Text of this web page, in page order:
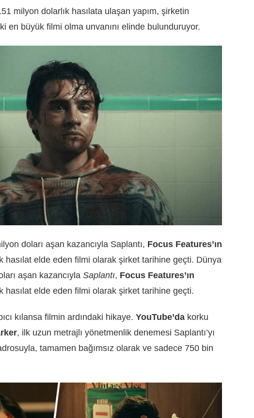
milyon dolarlık hasılata ulaşan yapım, şirketin
en büyük filmi olma unvanını elinde bulunduruyor.
doları aşan kazancıyla Saplantı, Focus Features’ın
hasılat elde eden filmi olarak şirket tarihine geçti. Dünya
aşan kazancıyla Saplantı, Focus Features’ın
hasılat elde eden filmi olarak şirket tarihine geçti.
kılansa filmin ardındaki hikaye. YouTube’da korku
, ilk uzun metrajlı yönetmenlik denemesi Saplantı’yı
tamamen bağımsız olarak ve sadece 750 bin